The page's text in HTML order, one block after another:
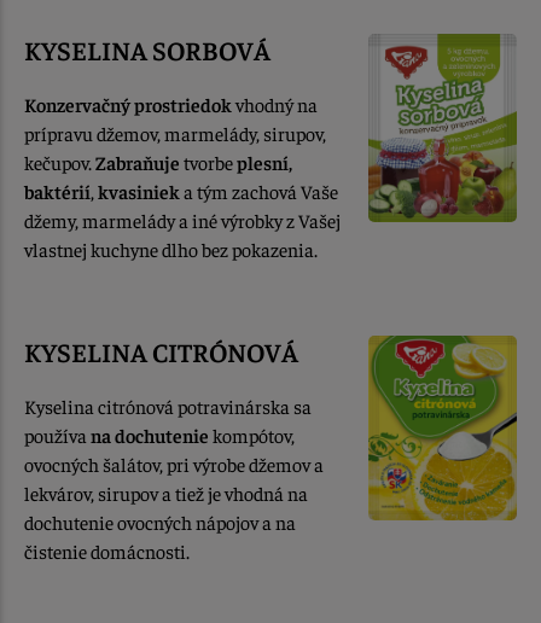
KYSELINA SORBOVÁ
Konzervačný prostriedokvhodný na
prípravu džemov, marmelády, sirupov,
kečupov.Zabraňuje tvorbeplesní,
baktérií, kvasiniek a tým zachová Vaše
džemy, marmelády a iné výrobky z Vašej
vlastnej kuchyne dlho bez pokazenia.
KYSELINA CITRÓNOVÁ
Kyselina citrónová potravinárska sa
používa na dochutenie kompótov,
ovocných šalátov, pri výrobe džemov a
lekvárov, sirupov a tiež je vhodná na
dochutenie ovocných nápojov a na
čistenie domácnosti.